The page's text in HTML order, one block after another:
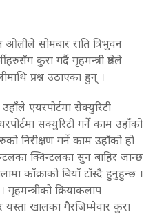
सोमबार राति त्रिभुवन
कुरा गर्दै गृहमन्त्री श्रेष्ठले
प्रश्न उठाएका हुन् ।
उहाँले एयरपोर्टमा सेक्युरिटी
सक्युरिटी गर्ने काम उहाँको
निरीक्षण गर्ने काम उहाँको हो
क्विन्टलका सुन बाहिर जान्छ
काँक्राको बियाँ टाँस्दै हुनुहुन्छ ।
क्रियाकलाप
खालका गैरजिम्मेवार कुरा